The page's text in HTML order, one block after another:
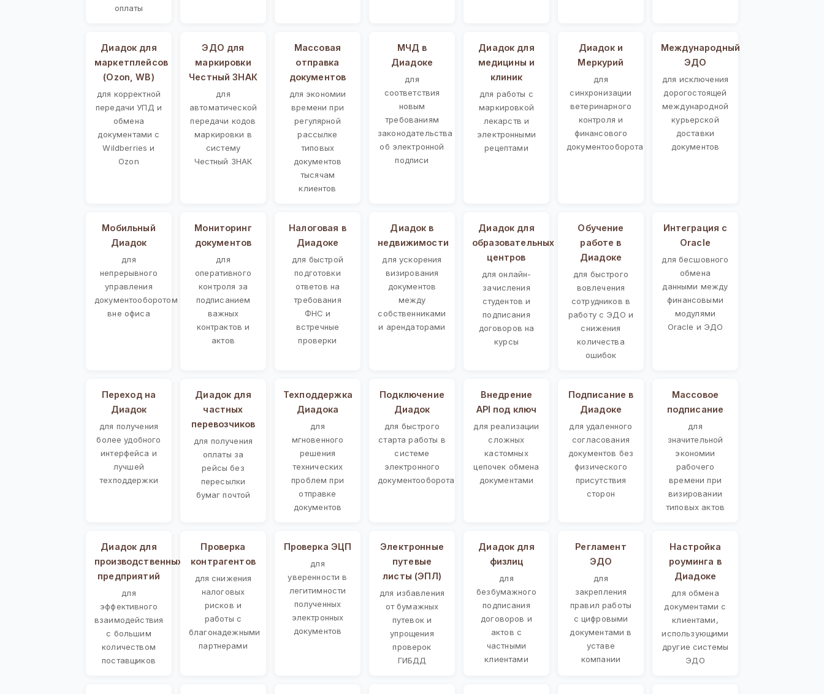
оплаты
Диадок для
маркетплейсов
(Ozon, WB)
для корректной
передачи УПД и
обмена
документами с
Wildberries и
Ozon
ЭДО для
маркировки
Честный ЗНАК
для
автоматической
передачи кодов
маркировки в
систему
Честный ЗНАК
Массовая
отправка
документов
для экономии
времени при
регулярной
рассылке
типовых
документов
тысячам
клиентов
МЧД в
Диадоке
для
соответствия
новым
требованиям
законодательства
об электронной
подписи
Диадок для
медицины и
клиник
для работы с
маркировкой
лекарств и
электронными
рецептами
Диадок и
Меркурий
для
синхронизации
ветеринарного
контроля и
финансового
документооборота
Международный
ЭДО
для исключения
дорогостоящей
международной
курьерской
доставки
документов
Мобильный
Диадок
для
непрерывного
управления
документооборотом
вне офиса
Мониторинг
документов
для
оперативного
контроля за
подписанием
важных
контрактов и
актов
Налоговая в
Диадоке
для быстрой
подготовки
ответов на
требования
ФНС и
встречные
проверки
Диадок в
недвижимости
для ускорения
визирования
документов
между
собственниками
и арендаторами
Диадок для
образовательных
центров
для онлайн-
зачисления
студентов и
подписания
договоров на
курсы
Обучение
работе в
Диадоке
для быстрого
вовлечения
сотрудников в
работу с ЭДО и
снижения
количества
ошибок
Интеграция с
Oracle
для бесшовного
обмена
данными между
финансовыми
модулями
Oracle и ЭДО
Переход на
Диадок
для получения
более удобного
интерфейса и
лучшей
техподдержки
Диадок для
частных
перевозчиков
для получения
оплаты за
рейсы без
пересылки
бумаг почтой
Техподдержка
Диадока
для
мгновенного
решения
технических
проблем при
отправке
документов
Подключение
Диадок
для быстрого
старта работы в
системе
электронного
документооборота
Внедрение
API под ключ
для реализации
сложных
кастомных
цепочек обмена
документами
Подписание в
Диадоке
для удаленного
согласования
документов без
физического
присутствия
сторон
Массовое
подписание
для
значительной
экономии
рабочего
времени при
визировании
типовых актов
Диадок для
производственных
предприятий
для
эффективного
взаимодействия
с большим
количеством
поставщиков
Проверка
контрагентов
для снижения
налоговых
рисков и
работы с
благонадежными
партнерами
Проверка ЭЦП
для
уверенности в
легитимности
полученных
электронных
документов
Электронные
путевые
листы (ЭПЛ)
для избавления
от бумажных
путевок и
упрощения
проверок
ГИБДД
Диадок для
физлиц
для
безбумажного
подписания
договоров и
актов с
частными
клиентами
Регламент
ЭДО
для
закрепления
правил работы
с цифровыми
документами в
уставе
компании
Настройка
роуминга в
Диадоке
для обмена
документами с
клиентами,
использующими
другие системы
ЭДО